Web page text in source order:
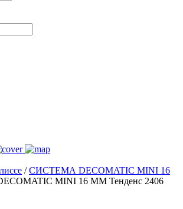
/ СИСТЕМА DECOMATIC MINI 16
MINI 16 ММ Тенденс 2406